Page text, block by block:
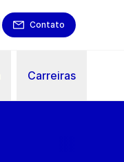
Contato
Carreiras